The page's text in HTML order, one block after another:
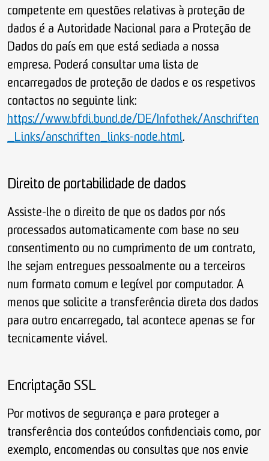
competente em questões relativas à proteção de
dados é a Autoridade Nacional para a Proteção de
Dados do país em que está sediada a nossa
empresa. Poderá consultar uma lista de
encarregados de proteção de dados e os respetivos
contactos no seguinte link:
https://www.bfdi.bund.de/DE/Infothek/Anschriften
_Links/anschriften_links-node.html.
Direito de portabilidade de dados
Assiste-lhe o direito de que os dados por nós
processados automaticamente com base no seu
consentimento ou no cumprimento de um contrato,
lhe sejam entregues pessoalmente ou a terceiros
num formato comum e legível por computador. A
menos que solicite a transferência direta dos dados
para outro encarregado, tal acontece apenas se for
tecnicamente viável.
Encriptação SSL
Por motivos de segurança e para proteger a
transferência dos conteúdos confidenciais como, por
exemplo, encomendas ou consultas que nos envie